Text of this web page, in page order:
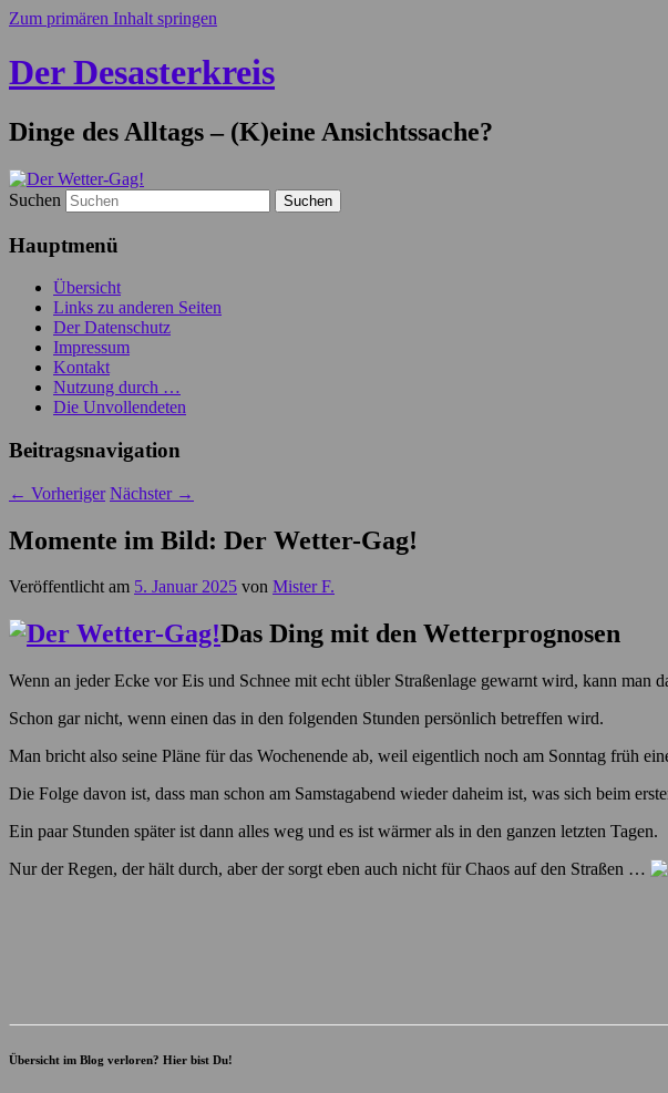
Zum primären Inhalt springen
Der Desasterkreis
Dinge des Alltags – (K)eine Ansichtssache?
Suchen
Hauptmenü
Übersicht
Links zu anderen Seiten
Der Datenschutz
Impressum
Kontakt
Nutzung durch …
Die Unvollendeten
Beitragsnavigation
← Vorheriger Nächster →
Momente im Bild: Der Wetter-Gag!
Veröffentlicht am 5. Januar 2025 von Mister F.
Das Ding mit den Wetterprognosen
Wenn an jeder Ecke vor Eis und Schnee mit echt übler Straßenlage gewarnt wird, kann man
Schon gar nicht, wenn einen das in den folgenden Stunden persönlich betreffen wird.
Man bricht also seine Pläne für das Wochenende ab, weil eigentlich noch am Sonntag früh
Die Folge davon ist, dass man schon am Samstagabend wieder daheim ist, was sich beim
Ein paar Stunden später ist dann alles weg und es ist wärmer als in den ganzen letzten Tagen.
Nur der Regen, der hält durch, aber der sorgt eben auch nicht für Chaos auf den Straßen …
Übersicht im Blog verloren? Hier bist Du!